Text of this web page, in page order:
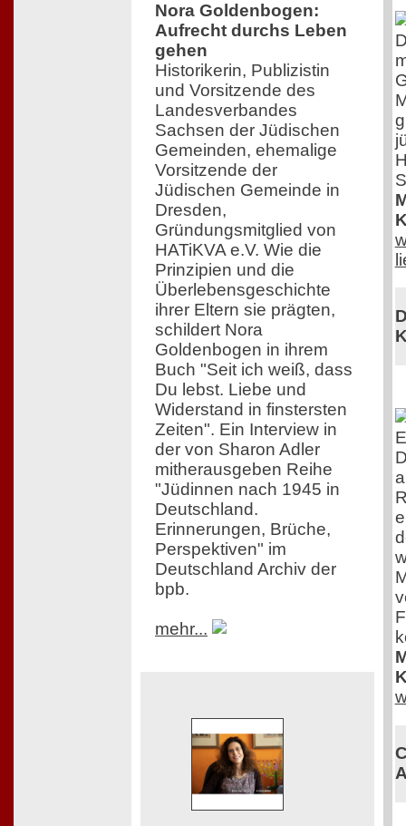
Nora Goldenbogen:
Aufrecht durchs Leben
gehen
Historikerin, Publizistin
und Vorsitzende des
Landesverbandes
Sachsen der Jüdischen
Gemeinden, ehemalige
Vorsitzende der
Jüdischen Gemeinde in
Dresden,
Gründungsmitglied von
HATiKVA e.V. Wie die
Prinzipien und die
Überlebensgeschichte
ihrer Eltern sie prägten,
schildert Nora
Goldenbogen in ihrem
Buch "Seit ich weiß, dass
Du lebst. Liebe und
Widerstand in finstersten
Zeiten". Ein Interview in
der von Sharon Adler
mitherausgeben Reihe
"Jüdinnen nach 1945 in
Deutschland.
Erinnerungen, Brüche,
Perspektiven" im
Deutschland Archiv der
bpb.
mehr...